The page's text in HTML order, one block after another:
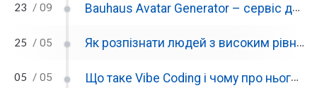
23 / 09 Bauhaus Avatar Generator – сервіс для генерації автарів-плейсхолдерів
25 / 05 Як розпізнати людей з високим рівнем самостійності (agency)
05 / 05 Що таке Vibe Coding і чому про нього всі говорять